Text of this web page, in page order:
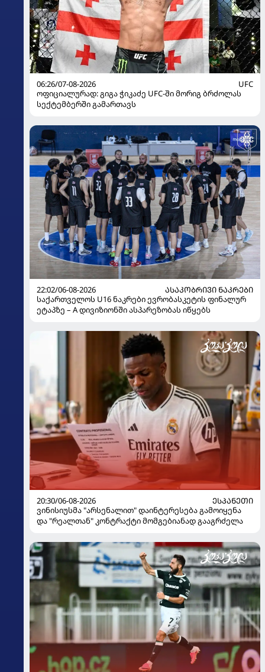
06:26/07-08-2026
UFC
ოფიციალურად: გიგა ჭიკაძე UFC-ში მორიგ ბრძოლას
სექტემბერში გამართავს
22:02/06-08-2026
ᲐᲡᲐᲙᲝᲑᲠᲘᲕᲘ ᲜᲐᲙᲠᲔᲑᲘ
საქართველოს U16 ნაკრები ევრობასკეტის ფინალურ
ეტაპზე – A დივიზიონში ასპარეზობას იწყებს
20:30/06-08-2026
ᲔᲡᲞᲐᲜᲔᲗᲘ
ვინისიუსმა "არსენალით" დაინტერესება გამოიყენა
და "რეალთან" კონტრაქტი მომგებიანად გააგრძელა